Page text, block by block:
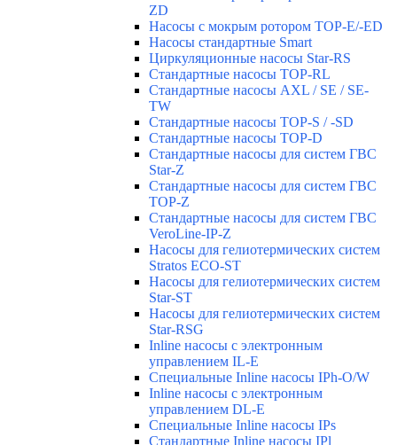
ZD
Насосы с мокрым ротором TOP-E/-ED
Насосы стандартные Smart
Циркуляционные насосы Star-RS
Стандартные насосы TOP-RL
Стандартные насосы AXL / SE / SE-
TW
Стандартные насосы TOP-S / -SD
Стандартные насосы TOP-D
Стандартные насосы для систем ГВС
Star-Z
Стандартные насосы для систем ГВС
TOP-Z
Стандартные насосы для систем ГВС
VeroLine-IP-Z
Насосы для гелиотермических систем
Stratos ECO-ST
Насосы для гелиотермических систем
Star-ST
Насосы для гелиотермических систем
Star-RSG
Inline насосы с электронным
управлением IL-E
Специальные Inline насосы IPh-O/W
Inline насосы с электронным
управлением DL-E
Специальные Inline насосы IPs
Стандартные Inline насосы IPl